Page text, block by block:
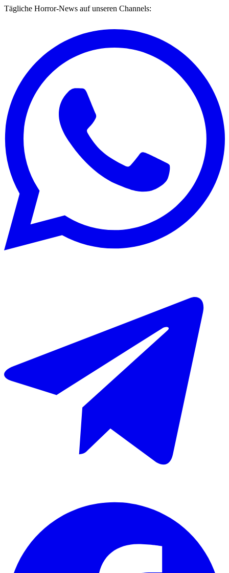
Tägliche Horror-News auf unseren Channels: